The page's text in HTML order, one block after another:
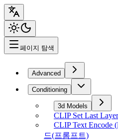
페이지 탐색
Advanced
Conditioning
3d Models
CLIP Set Last Layer
CLIP Text Encode
드(프롬프트)